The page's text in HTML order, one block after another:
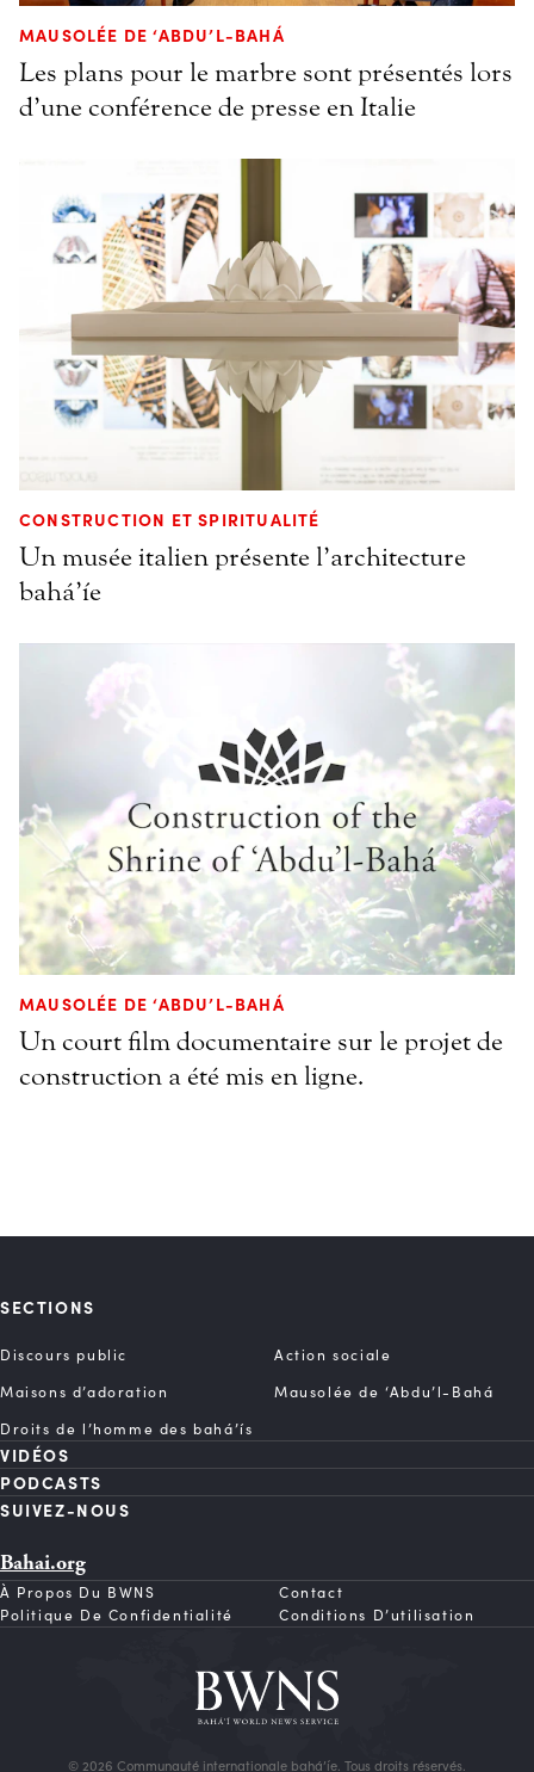
MAUSOLÉE DE ‘ABDU’L-BAHÁ
Les plans pour le marbre sont présentés lors
d’une conférence de presse en Italie
CONSTRUCTION ET SPIRITUALITÉ
Un musée italien présente l’architecture
bahá’íe
MAUSOLÉE DE ‘ABDU’L-BAHÁ
Un court film documentaire sur le projet de
construction a été mis en ligne.
SECTIONS
Discours public
Action sociale
Maisons d’adoration
Mausolée de ‘Abdu’l-Bahá
Droits de l’homme des bahá’ís
VIDÉOS
PODCASTS
SUIVEZ-NOUS
Bahai.org
À Propos Du BWNS
Contact
Politique De Confidentialité
Conditions D’utilisation
© 2026 Communauté internationale bahá’íe. Tous droits réservés.